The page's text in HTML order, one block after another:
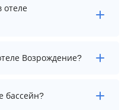
отеле
Возрождение
увидеть
Возрождение?
выезд необходимо
бассейн?